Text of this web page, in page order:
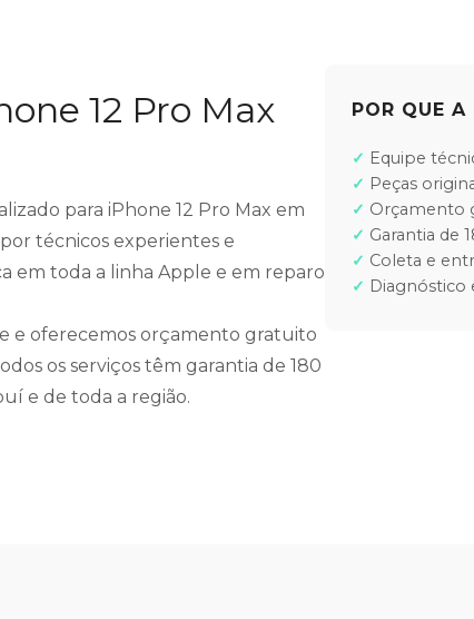
12 Pro Max
para iPhone 12 Pro Max em
técnicos experientes e
em toda a linha Apple e em reparo
e oferecemos orçamento gratuito
os serviços têm garantia de 180
e de toda a região.
POR QUE A
Equipe
Peças
Orçamento
Garantia de
Coleta e
Diagnóstico